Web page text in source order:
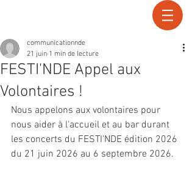
FESTI'NDE Appel aux
Volontaires !
communicationnde
21 juin 1 min de lecture
Nous appelons aux volontaires pour
nous aider à l'accueil et au bar durant
les concerts du FESTI'NDE édition 2026
du 21 juin 2026 au 6 septembre 2026.